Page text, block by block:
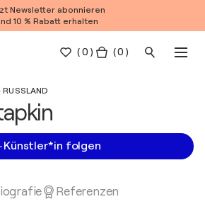
Newsletter abonnieren
10 % Rabatt erhalten
(0 ) ( 0 )
RUSSLAND
Künstler*in folgen
Referenzen